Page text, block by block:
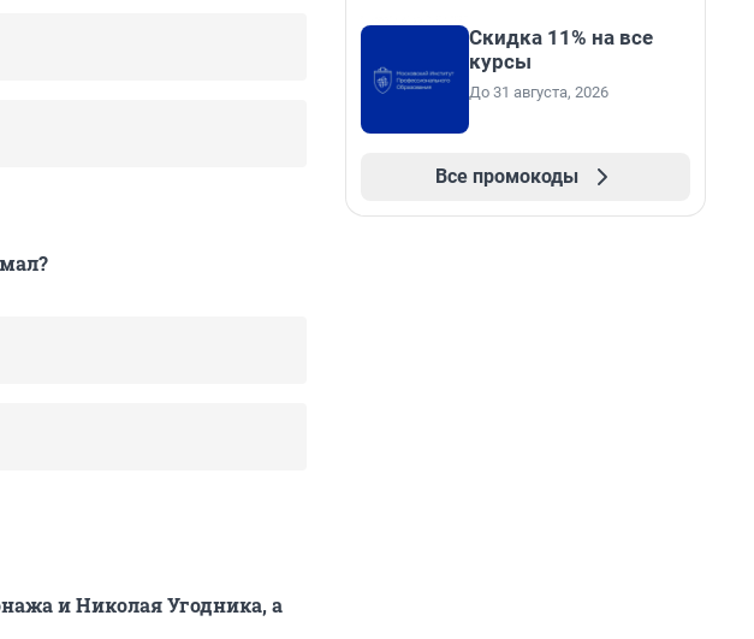
и Николая Угодника, а
Скидка 11% на все
курсы
До 31 августа, 2026
Все промокоды